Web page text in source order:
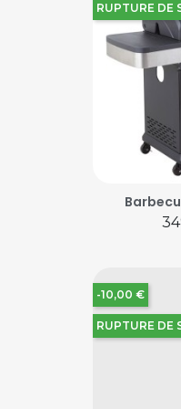
RUPTURE DE
-10,00 €
RUPTURE DE